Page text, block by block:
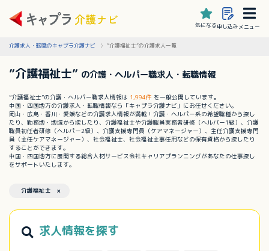
気になる申し込みメニュー
介護求人・転職のキャプラ介護ナビ ”介護福祉士”の介護求人一覧
”介護福祉士” の介護・ヘルパー職求人・転職情報
”介護福祉士”の介護・ヘルパー職求人情報は 1,994件 を一般公開しています。
中国・四国地方の介護求人・転職情報なら「キャプラ介護ナビ」にお任せください。
岡山・広島・香川・愛媛などの介護求人情報が満載！介護・ヘルパー系の希望職種から探し
たり、勤務地・地域から探したり、介護福祉士や介護職員実務者研修（ヘルパー1級）、介護
職員初任者研修（ヘルパー2級）、介護支援専門員（ケアマネージャー）、主任介護支援専門
員（主任ケアマネージャー）、社会福祉士、社会福祉主事任用などの保有資格から探したり
することができます。
中国・四国地方に展開する総合人材サービス会社キャリアプランニングがあなたの仕事探し
をサポートいたします。
介護福祉士 ×
求人情報を探す